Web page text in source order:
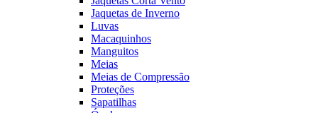
Jaquetas de Inverno
Luvas
Macaquinhos
Manguitos
Meias
Meias de Compressão
Proteções
Sapatilhas